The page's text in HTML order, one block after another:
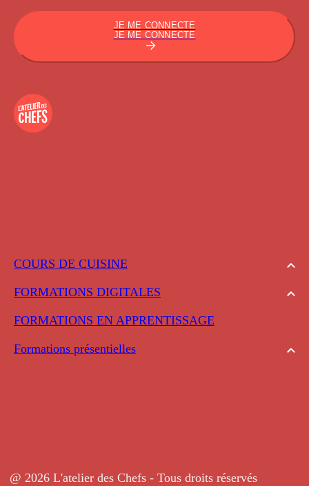
COURS DE CUISINE
FORMATIONS DIGITALES
FORMATIONS EN APPRENTISSAGE
Formations présentielles
JE ME CONNECTE
JE ME CONNECTE
@ 2026 L'atelier des Chefs - Tous droits réservés